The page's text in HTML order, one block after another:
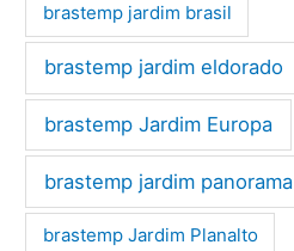
brastemp jardim brasil
brastemp jardim eldorado
brastemp Jardim Europa
brastemp jardim panorama
brastemp Jardim Planalto